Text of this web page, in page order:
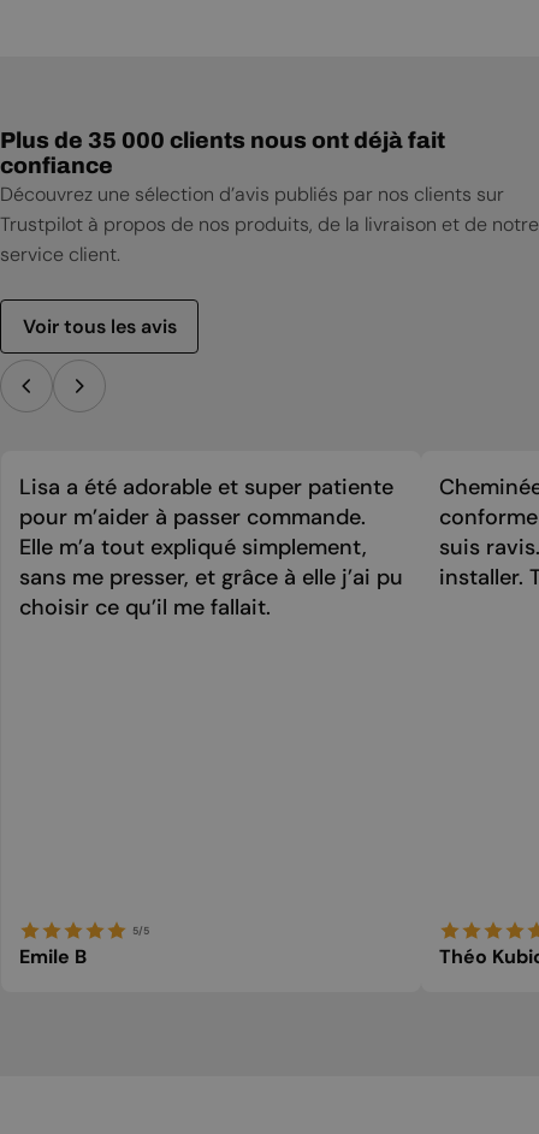
Plus de 35 000 clients nous ont déjà fait
confiance
Découvrez une sélection d’avis publiés par nos clients sur
Trustpilot à propos de nos produits, de la livraison et de notre
service client.
Voir tous les avis
Lisa a été adorable et super patiente
pour m’aider à passer commande.
Elle m’a tout expliqué simplement,
sans me presser, et grâce à elle j’ai pu
choisir ce qu’il me fallait.
5/5
Emile B
suis
installer.
Théo